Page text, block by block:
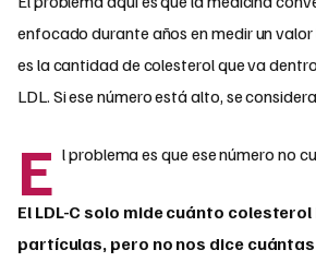
enfocado durante años en medir un valor
es la cantidad de colesterol que va
LDL. Si ese número está alto, se
E l problema es que ese número no
El LDL-C solo mide cuánto
partículas, pero no nos dice